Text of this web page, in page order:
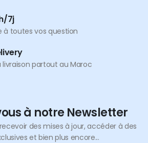
7j
à toutes vos question
livraison partout au Maroc
à notre Newsletter
des mises à jour, accéder à des
et bien plus encore...